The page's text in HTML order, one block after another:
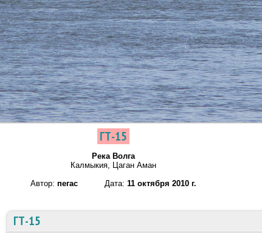
ГТ-15
Река Волга
Калмыкия, Цаган Аман
Автор: пегасДата: 11 октября 2010 г.
ГТ-15